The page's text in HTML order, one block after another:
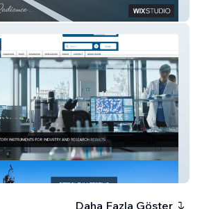
Daha Fazla Göster